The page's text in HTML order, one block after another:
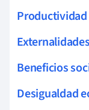
Productividad
Externalidades
Beneficios
Desigualdad